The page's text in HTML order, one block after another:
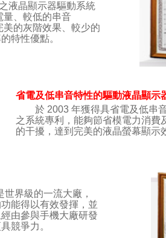
晶顯示器驅動系統
量、較低的串音
美的灰階效果、較少的
特性優點。
省電及低串音特性的驅動液晶顯示
於 2003 年獲得具省電及低串音
之系統專利，能夠節省模電力消費
的干擾，達到完美的液晶螢幕顯示
界級的一流大廠，
能得以有效發揮，並
由參與手機大廠研發
競爭力。